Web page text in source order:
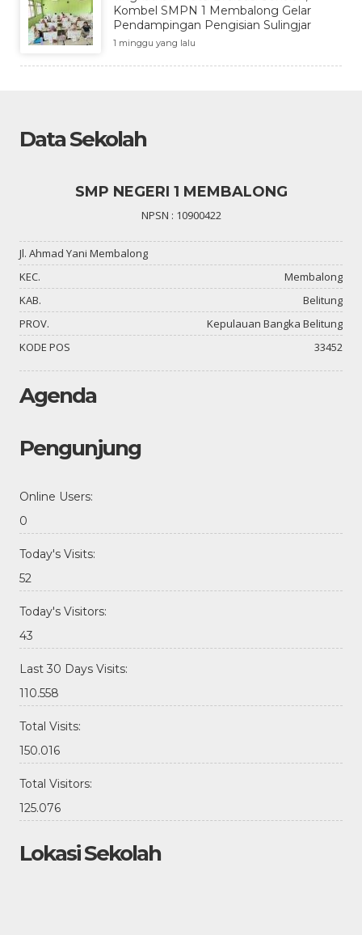
Kombel SMPN 1 Membalong Gelar
Pendampingan Pengisian Sulingjar
1 minggu yang lalu
Data Sekolah
SMP NEGERI 1 MEMBALONG
NPSN : 10900422
Jl. Ahmad Yani Membalong
KEC.
Membalong
KAB.
Belitung
PROV.
Kepulauan Bangka Belitung
KODE POS
33452
Agenda
Pengunjung
Online Users:
0
Today's Visits:
52
Today's Visitors:
43
Last 30 Days Visits:
110.558
Total Visits:
150.016
Total Visitors:
125.076
Lokasi Sekolah